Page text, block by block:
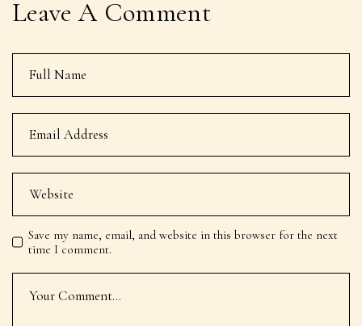
Leave A Comment
Save my name, email, and website in this browser for the next
time I comment.